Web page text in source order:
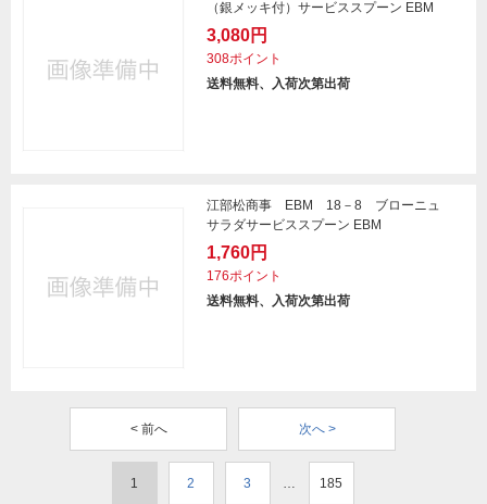
（銀メッキ付）サービススプーン EBM
3,080円
308ポイント
送料無料、入荷次第出荷
江部松商事 EBM 18－8 ブローニュ
サラダサービススプーン EBM
1,760円
176ポイント
送料無料、入荷次第出荷
< 前へ 次へ >
1 2 3 … 185